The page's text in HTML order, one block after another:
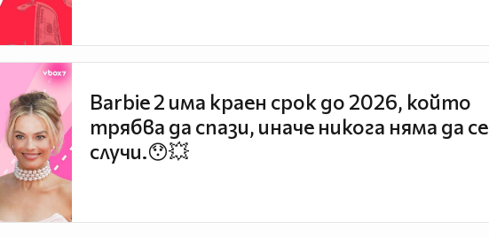
Barbie 2 има краен срок до 2026, който
трябва да спази, иначе никога няма да се
случи.😯💥